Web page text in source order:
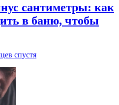
сантиметры: как
в баню, чтобы
спустя